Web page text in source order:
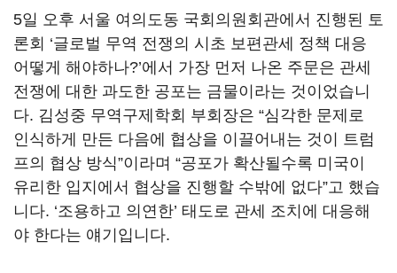
5일 오후 서울 여의도동 국회의원회관에서 진행된 토
론회 ‘글로벌 무역 전쟁의 시초 보편관세 정책 대응
어떻게 해야하나?’에서 가장 먼저 나온 주문은 관세
전쟁에 대한 과도한 공포는 금물이라는 것이었습니
다. 김성중 무역구제학회 부회장은 “심각한 문제로
인식하게 만든 다음에 협상을 이끌어내는 것이 트럼
프의 협상 방식”이라며 “공포가 확산될수록 미국이
유리한 입지에서 협상을 진행할 수밖에 없다”고 했습
니다. ‘조용하고 의연한’ 태도로 관세 조치에 대응해
야 한다는 얘기입니다.